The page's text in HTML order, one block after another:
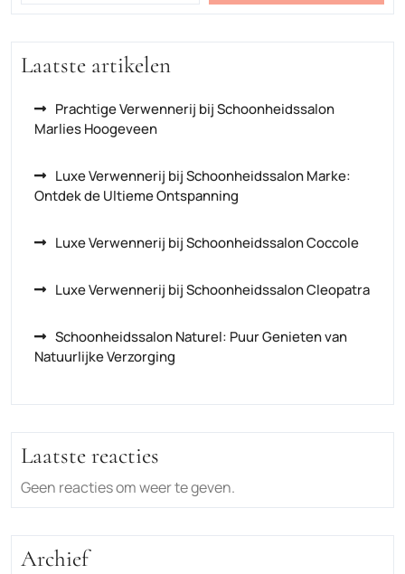
Laatste artikelen
Prachtige Verwennerij bij Schoonheidssalon
Marlies Hoogeveen
Luxe Verwennerij bij Schoonheidssalon Marke:
Ontdek de Ultieme Ontspanning
Luxe Verwennerij bij Schoonheidssalon Coccole
Luxe Verwennerij bij Schoonheidssalon Cleopatra
Schoonheidssalon Naturel: Puur Genieten van
Natuurlijke Verzorging
Laatste reacties
Geen reacties om weer te geven.
Archief